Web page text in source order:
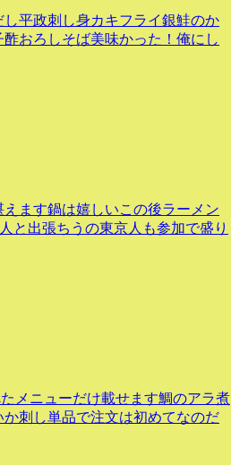
平政刺し身カキフライ銀鮭のか
おろしそば美味かった！俺にし
ます鍋は嬉しいこの後ラーメン
と出張ちうの東京人も参加で盛り
メニューだけ載せます鯛のアラ煮
刺し単品で注文は初めてなのだ